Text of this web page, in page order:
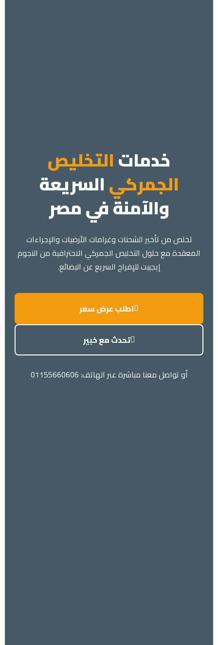
خدماتالتخليص
الجمركيالسريعة
والآمنة في مصر
تخلص من تأخير الشحنات وغرامات الأرضيات والإجراءات
المعقدة مع حلول التخليص الجمركي الاحترافية من النجوم
إيجيبت للإفراج السريع عن البضائع.
اطلب عرض سعر
تحدث مع خبير
أو تواصل معنا مباشرة عبر الهاتف: 01155660606